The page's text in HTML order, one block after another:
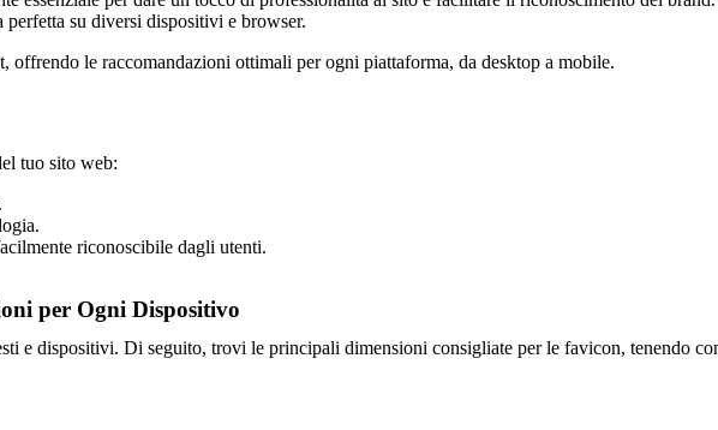
su diversi dispositivi e browser.
le raccomandazioni ottimali per ogni piattaforma, da desktop a mobile.
tuo sito web:
riconoscibile dagli utenti.
per Ogni Dispositivo
e dispositivi. Di seguito, trovi le principali dimensioni consigliate per le favicon, tenendo